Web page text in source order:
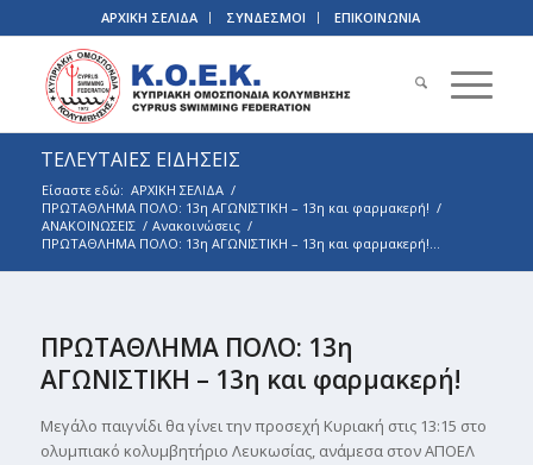
ΑΡΧΙΚΗ ΣΕΛΙΔΑ ΣΥΝΔΕΣΜΟΙ ΕΠΙΚΟΙΝΩΝΙΑ
ΤΕΛΕΥΤΑΙΕΣ ΕΙΔΗΣΕΙΣ
Είσαστε εδώ: ΑΡΧΙΚΗ ΣΕΛΙΔΑ /
ΠΡΩΤΑΘΛΗΜΑ ΠΟΛΟ: 13η ΑΓΩΝΙΣΤΙΚΗ – 13η και φαρμακερή! /
ΑΝΑΚΟΙΝΩΣΕΙΣ / Ανακοινώσεις /
ΠΡΩΤΑΘΛΗΜΑ ΠΟΛΟ: 13η ΑΓΩΝΙΣΤΙΚΗ – 13η και φαρμακερή!...
ΠΡΩΤΑΘΛΗΜΑ ΠΟΛΟ: 13η
ΑΓΩΝΙΣΤΙΚΗ – 13η και φαρμακερή!
Μεγάλο παιγνίδι θα γίνει την προσεχή Κυριακή στις 13:15 στο
ολυμπιακό κολυμβητήριο Λευκωσίας, ανάμεσα στον ΑΠΟΕΛ